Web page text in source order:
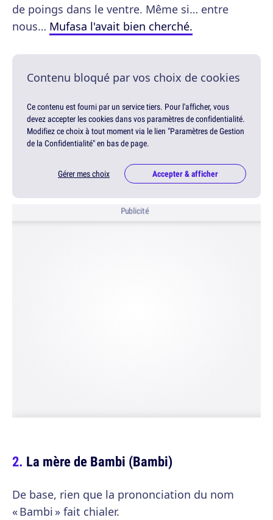
de poings dans le ventre. Même si… entre
nous… Mufasa l'avait bien cherché.
Contenu bloqué par vos choix de cookies
Ce contenu est fourni par un service tiers. Pour l'afficher, vous
devez accepter les cookies dans vos paramètres de confidentialité.
Modifiez ce choix à tout moment via le lien "Paramètres de Gestion
de la Confidentialité" en bas de page.
Gérer mes choix Accepter & afficher
Publicité
La mère de Bambi (Bambi)
De base, rien que la prononciation du nom
« Bambi » fait chialer.